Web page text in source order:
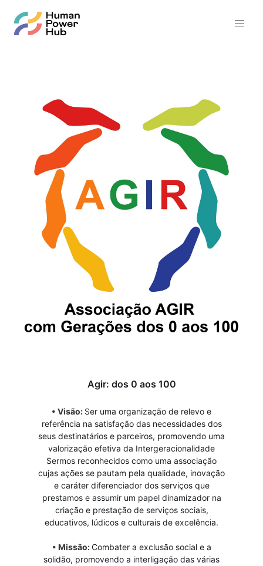
Agir: dos 0 aos 100
• Visão: Ser uma organização de relevo e
referência na satisfação das necessidades dos
seus destinatários e parceiros, promovendo uma
valorização efetiva da Intergeracionalidade
Sermos reconhecidos como uma associação
cujas ações se pautam pela qualidade, inovação
e caráter diferenciador dos serviços que
prestamos e assumir um papel dinamizador na
criação e prestação de serviços sociais,
educativos, lúdicos e culturais de excelência.
• Missão:Combater a exclusão social e a
solidão, promovendo a interligação das várias